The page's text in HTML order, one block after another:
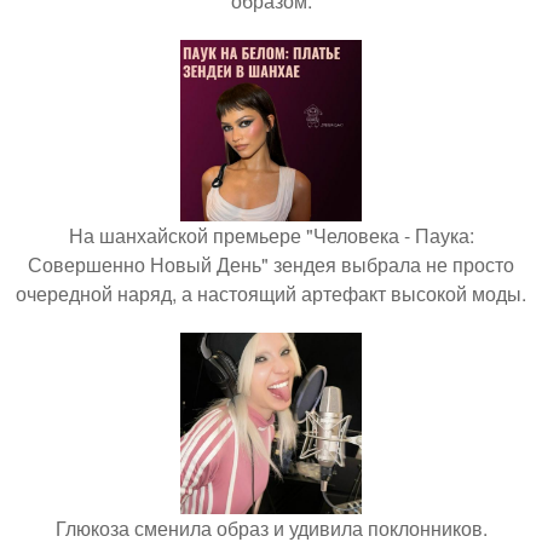
На шанхайской премьере "Человека - Паука:
Совершенно Новый День" зендея выбрала не просто
очередной наряд, а настоящий артефакт высокой моды.
Глюкоза сменила образ и удивила поклонников.